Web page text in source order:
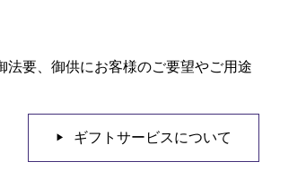
要、御供にお客様のご要望やご用途
ギフトサービスについて